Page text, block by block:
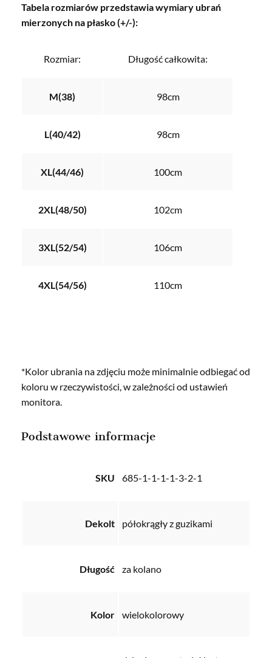
Tabela rozmiarów przedstawia wymiary ubrań
mierzonych na płasko (+/-):
Rozmiar: Długość całkowita:
M(38) 98cm
L(40/42) 98cm
XL(44/46) 100cm
2XL(48/50) 102cm
3XL(52/54) 106cm
4XL(54/56) 110cm
*Kolor ubrania na zdjęciu może minimalnie odbiegać od
koloru w rzeczywistości, w zależności od ustawień
monitora.
Podstawowe informacje
SKU 685-1-1-1-1-3-2-1
Dekolt półokrągły z guzikami
Długość za kolano
Kolor wielokolorowy